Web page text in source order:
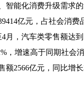
智能化消费升级需求
亿元，占社会消费
月，汽车类零售额达
，增速高于同期社会
额2566亿元，同比增